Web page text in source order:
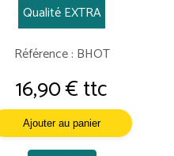
Qualité EXTRA
Référence : BHOT
16,90 € ttc
Ajouter au panier